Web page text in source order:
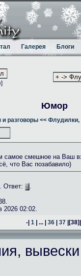
Галерея Блоги
]
Юмор
разговоры << Флудилки,
смешное на Ваш
что Вас позабавило)
Ответ:
.
2026 02:02.
-| 1 | ... | 36 | 37 |[38]